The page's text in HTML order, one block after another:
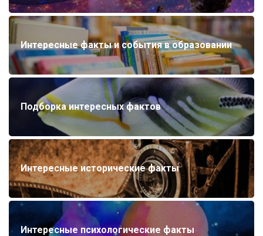
Интересные факты и события в образовании
Подборка интересных фактов
Интересные исторические факты
Интересные психологические факты